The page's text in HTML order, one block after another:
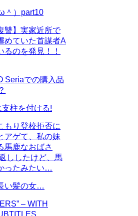
＾）part10
讐】実家近所で
めていた首謀者A
のを発見！！
Seriaでの購入品
柱を付ける!
り登校拒否に
アゲて、私の妹
馬鹿なおばさ
ししたけど、馬
ったみたい…
い髪の女…
– WITH